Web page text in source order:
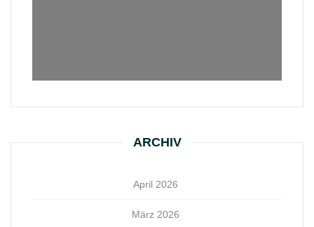
ARCHIV
April 2026
März 2026